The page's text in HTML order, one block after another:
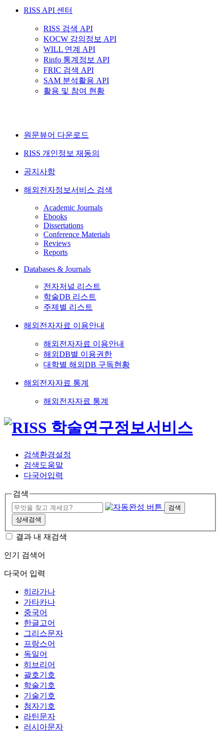
RISS API 센터
RISS 검색 API
KOCW 강의정보 API
WILL 연계 API
Rinfo 통계정보 API
FRIC 검색 API
SAM 분석활용 API
활용 및 참여 현황
원문뷰어 다운로드
RISS 개인정보 재동의
공지사항
해외전자정보서비스 검색
Academic Journals
Ebooks
Dissertations
Conference Materials
Reviews
Reports
Databases & Journals
전자저널 리스트
학술DB 리스트
주제별 리스트
해외전자자료 이용안내
해외전자자료 이용안내
해외DB별 이용권한
대학별 해외DB 구독현황
해외전자자료 통계
해외전자자료 통계
검색환경설정
검색도움말
다국어입력
검색
검색
상세검색
결과 내 재검색
인기 검색어
다국어 입력
히라가나
가타카나
중국어
한글고어
그리스문자
프랑스어
독일어
히브리어
괄호기호
학술기호
기술기호
첨자기호
라틴문자
러시아문자